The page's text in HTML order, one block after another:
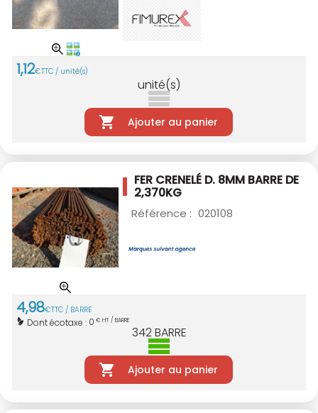
1,12€TTC / unité(s)
unité(s)
Ajouter au panier
FER CRENELÉ D. 8MM BARRE DE
2,370KG
Référence : 020108
4,98€TTC / BARRE
Dont écotaxe : 0 € HT / BARRE
342BARRE
Ajouter au panier